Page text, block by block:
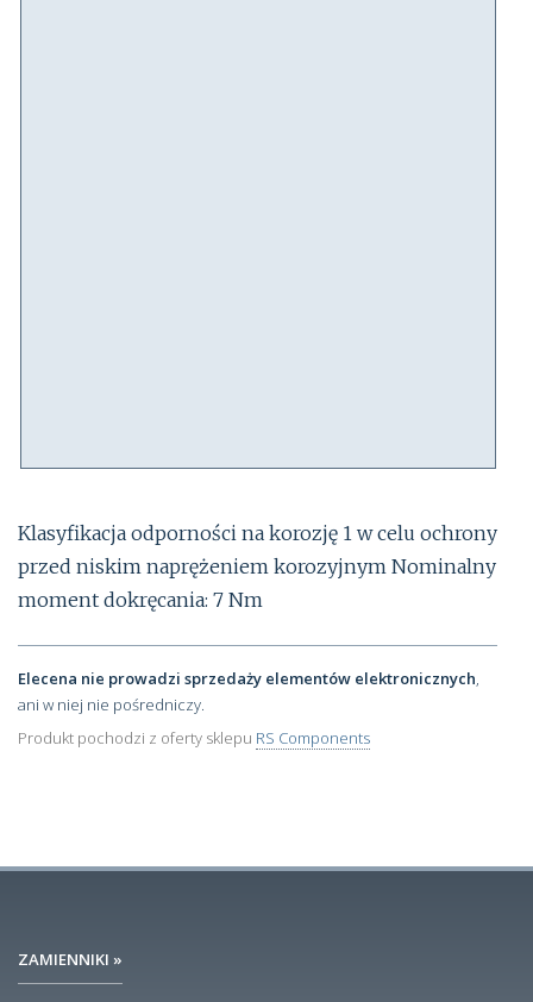
Klasyfikacja odporności na korozję 1 w celu ochrony
przed niskim naprężeniem korozyjnym Nominalny
moment dokręcania: 7 Nm
Elecena nie prowadzi sprzedaży elementów elektronicznych,
ani w niej nie pośredniczy.
Produkt pochodzi z oferty sklepu RS Components
ZAMIENNIKI »